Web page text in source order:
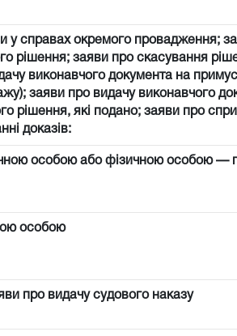
у справах окремого провадження;
рішення; заяви про скасування
виконавчого документа на
заяви про видачу виконавчого
рішення, які подано; заяви про
доказів:
особою або фізичною особою —
особою
про видачу судового наказу